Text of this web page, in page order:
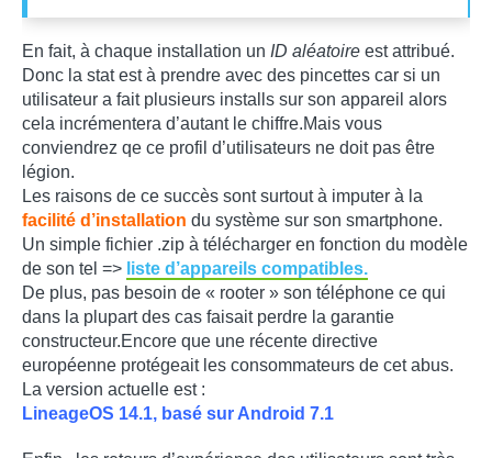
En fait, à chaque installation un ID aléatoire est attribué.
Donc la stat est à prendre avec des pincettes car si un
utilisateur a fait plusieurs installs sur son appareil alors
cela incrémentera d’autant le chiffre.Mais vous
conviendrez qe ce profil d’utilisateurs ne doit pas être
légion.
Les raisons de ce succès sont surtout à imputer à la
facilité d’installation du système sur son smartphone.
Un simple fichier .zip à télécharger en fonction du modèle
de son tel => liste d’appareils compatibles.
De plus, pas besoin de « rooter » son téléphone ce qui
dans la plupart des cas faisait perdre la garantie
constructeur.Encore que une récente directive
européenne protégeait les consommateurs de cet abus.
La version actuelle est :
LineageOS 14.1, basé sur Android 7.1